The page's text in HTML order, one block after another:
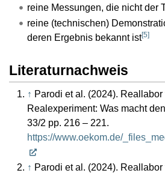
reine Messungen, die nicht der
reine (technischen)
deren Ergebnis bekannt ist[5]
Literaturnachweis
↑ Parodi et al. (2024). Reallabor
Realexperiment: Was macht
33/2 pp. 216 – 221.
https://www.oekom.de/
↑ Parodi et al. (2024). Reallabor